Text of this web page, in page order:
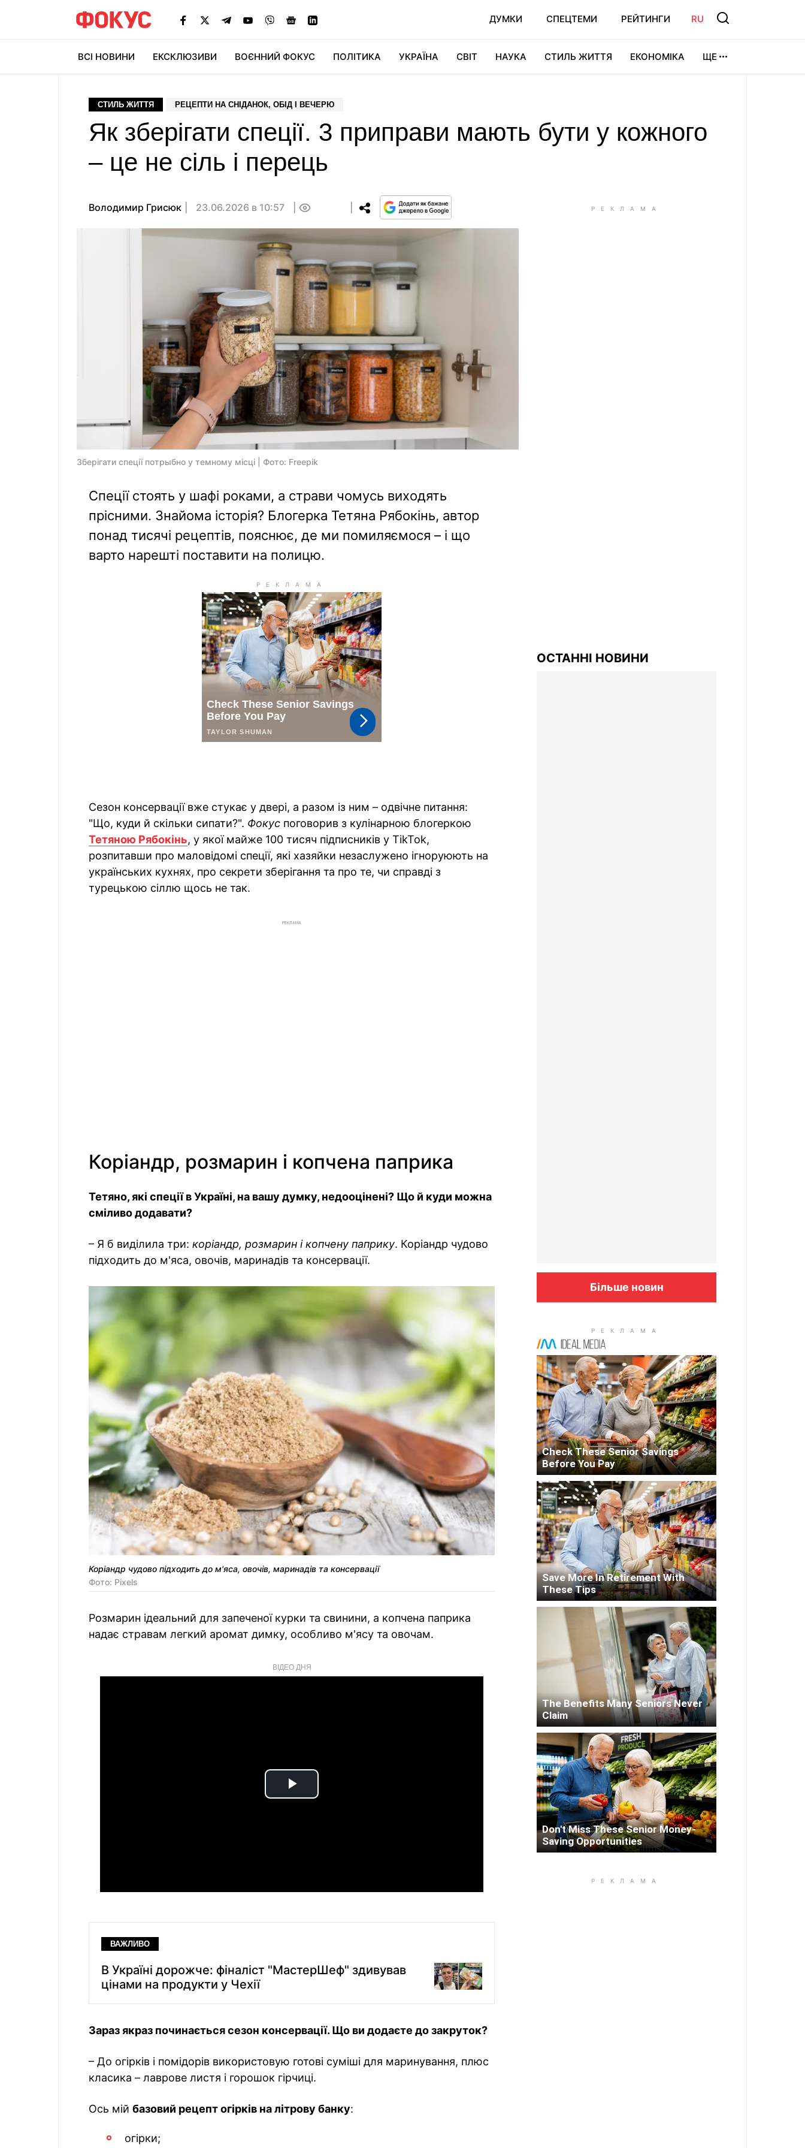
ДУМКИ СПЕЦТЕМИ РЕЙТИНГИ RU
ВСІ НОВИНИ ЕКСКЛЮЗИВИ ВОЄННИЙ ФОКУС ПОЛІТИКА УКРАЇНА СВІТ НАУКА СТИЛЬ ЖИТТЯ ЕКОНОМІКА ЩЕ
СТИЛЬ ЖИТТЯ РЕЦЕПТИ НА СНІДАНОК, ОБІД І ВЕЧЕРЮ
Як зберігати спеції. 3 приправи мають бути у кожного
– це не сіль і перець
Володимир Грисюк 23.06.2026 в 10:57
Зберігати спеції потрыбно у темному місці | Фото: Freepik
Спеції стоять у шафі роками, а страви чомусь виходять
прісними. Знайома історія? Блогерка Тетяна Рябокінь, автор
понад тисячі рецептів, пояснює, де ми помиляємося – і що
варто нарешті поставити на полицю.
Сезон консервації вже стукає у двері, а разом із ним – одвічне питання:
"Що, куди й скільки сипати?". Фокус поговорив з кулінарною блогеркою
Тетяною Рябокінь, у якої майже 100 тисяч підписників у TikTok,
розпитавши про маловідомі спеції, які хазяйки незаслужено ігноруюють на
українських кухнях, про секрети зберігання та про те, чи справді з
турецькою сіллю щось не так.
РЕКЛАМА
Коріандр, розмарин і копчена паприка
Тетяно, які спеції в Україні, на вашу думку, недооцінені? Що й куди можна
сміливо додавати?
– Я б виділила три: коріандр, розмарин і копчену паприку. Коріандр чудово
підходить до м'яса, овочів, маринадів та консервації.
Коріандр чудово підходить до м'яса, овочів, маринадів та консервації
Фото: Pixels
Розмарин ідеальний для запеченої курки та свинини, а копчена паприка
надає стравам легкий аромат димку, особливо м'ясу та овочам.
ВІДЕО ДНЯ
Play
ВАЖЛИВО
В Україні дорожче: фіналіст "МастерШеф" здивував
цінами на продукти у Чехії
Зараз якраз починається сезон консервації. Що ви додаєте до закруток?
– До огірків і помідорів використовую готові суміші для маринування, плюс
класика – лаврове листя і горошок гірчиці.
Ось мій базовий рецепт огірків на літрову банку:
огірки;
ОСТАННІ НОВИНИ
Більше новин
Check These Senior Savings
Before You Pay
Save More In Retirement With
These Tips
The Benefits Many Seniors Never
Claim
Don't Miss These Senior Money-
Saving Opportunities